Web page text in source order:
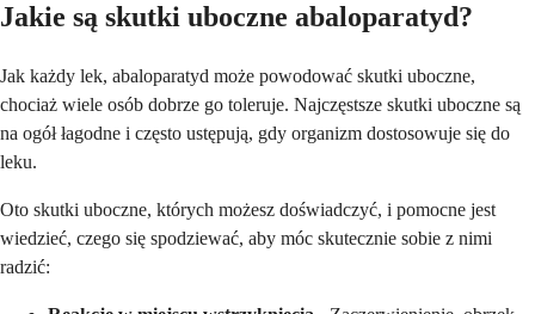
Jakie są skutki uboczne abaloparatyd?
Jak każdy lek, abaloparatyd może powodować skutki uboczne,
chociaż wiele osób dobrze go toleruje. Najczęstsze skutki uboczne są
na ogół łagodne i często ustępują, gdy organizm dostosowuje się do
leku.
Oto skutki uboczne, których możesz doświadczyć, i pomocne jest
wiedzieć, czego się spodziewać, aby móc skutecznie sobie z nimi
radzić: